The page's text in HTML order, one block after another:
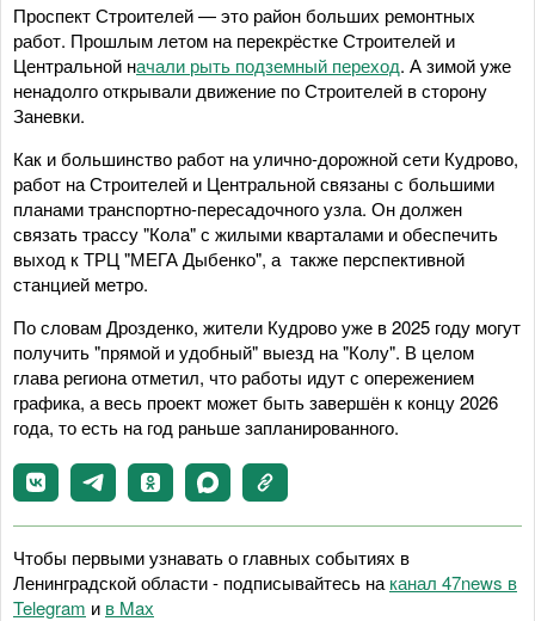
Проспект Строителей — это район больших ремонтных
работ. Прошлым летом на перекрёстке Строителей и
Центральной начали рыть подземный переход. А зимой уже
ненадолго открывали движение по Строителей в сторону
Заневки.
Как и большинство работ на улично-дорожной сети Кудрово,
работ на Строителей и Центральной связаны с большими
планами транспортно-пересадочного узла. Он должен
связать трассу "Кола" с жилыми кварталами и обеспечить
выход к ТРЦ "МЕГА Дыбенко", а также перспективной
станцией метро.
По словам Дрозденко, жители Кудрово уже в 2025 году могут
получить "прямой и удобный" выезд на "Колу". В целом
глава региона отметил, что работы идут с опережением
графика, а весь проект может быть завершён к концу 2026
года, то есть на год раньше запланированного.
Чтобы первыми узнавать о главных событиях в
Ленинградской области - подписывайтесь на канал 47news в
Telegram и в Maх